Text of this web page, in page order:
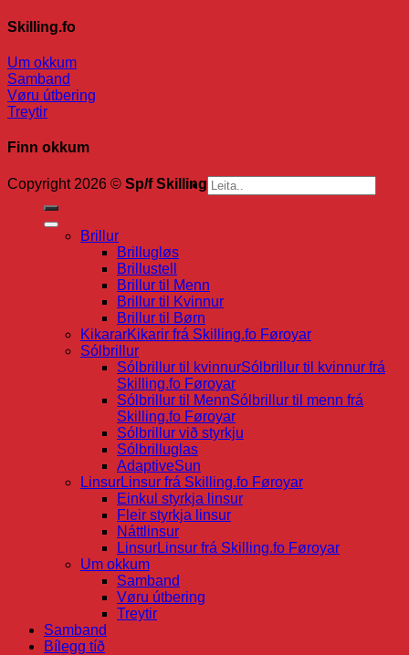
Skilling.fo
Um okkum
Samband
Vøru útbering
Treytir
Finn okkum
Copyright 2026 © Sp/f Skilling Search
for:
Brillur
Brillugløs
Brillustell
Brillur til Menn
Brillur til Kvinnur
Brillur til Børn
KikararKikarir frá Skilling.fo Føroyar
Sólbrillur
Sólbrillur til kvinnurSólbrillur til kvinnur frá
Skilling.fo Føroyar
Sólbrillur til MennSólbrillur til menn frá
Skilling.fo Føroyar
Sólbrillur við styrkju
Sólbrilluglas
AdaptiveSun
LinsurLinsur frá Skilling.fo Føroyar
Einkul styrkja linsur
Fleir styrkja linsur
Náttlinsur
LinsurLinsur frá Skilling.fo Føroyar
Um okkum
Samband
Vøru útbering
Treytir
Samband
Bílegg tíð